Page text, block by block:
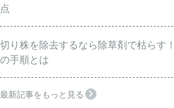
点
切り株を除去するなら除草剤で枯らす
の手順とは
最新記事をもっと見る